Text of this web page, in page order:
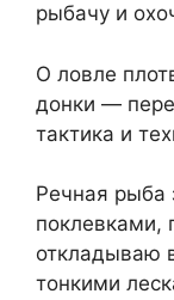
рыбачу и
О ловле
донки —
тактика и
Речная рыба
поклевками,
откладываю
тонкими